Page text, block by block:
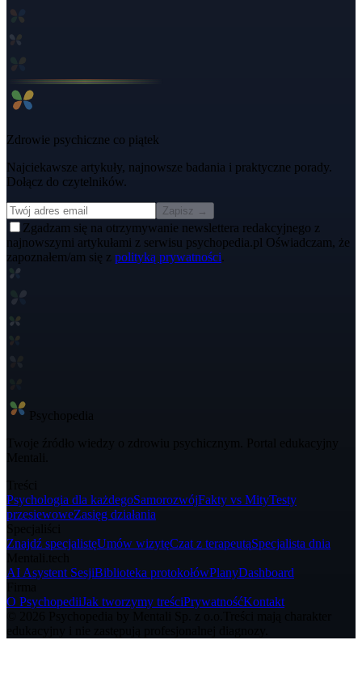
Zdrowie psychiczne co piątek
Najciekawsze artykuły, najnowsze badania i praktyczne porady.
Dołącz do czytelników.
Zapisz →
Zgadzam się na otrzymywanie newslettera redakcyjnego z
najnowszymi artykułami z serwisu psychopedia.pl Oświadczam, że
zapoznałem/am się z polityką prywatności.
Psycho pedia
Psychologia dla każdegoSamorozwójFakty vs MityTesty
przesiewoweZasięg działania
Znajdź specjalistęUmów wizytęCzat z terapeutąSpecjalista dnia
AI Asystent SesjiBiblioteka protokołówPlanyDashboard
O PsychopediiJak tworzymy treściPrywatnośćKontakt